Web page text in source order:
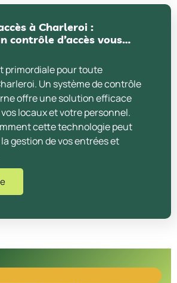
à Charleroi :
contrôle d’accès vous…
primordiale pour toute
Un système de contrôle
offre une solution efficace
locaux et votre personnel.
cette technologie peut
gestion de vos entrées et